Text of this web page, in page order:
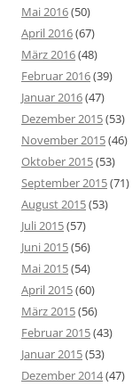
Mai 2016(50)
April 2016(67)
März 2016(48)
Februar 2016(39)
Januar 2016(47)
Dezember 2015(53)
November 2015(46)
Oktober 2015(53)
September 2015(71)
August 2015(53)
Juli 2015(57)
Juni 2015(56)
Mai 2015(54)
April 2015(60)
März 2015(56)
Februar 2015(43)
Januar 2015(53)
Dezember 2014(47)